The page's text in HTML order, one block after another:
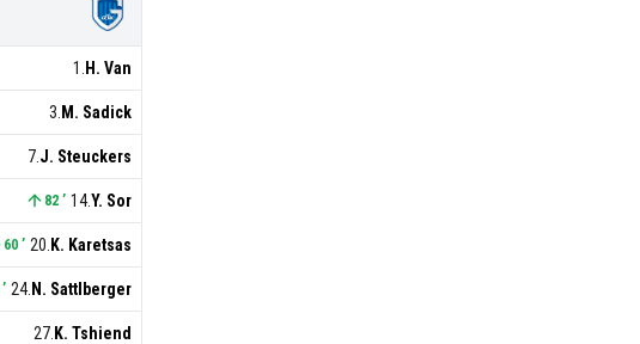
1 H. Van
3 M. Sadick
7 J. Steuckers
82 ’ 14.Y. Sor
60 ’ 20 K. Karetsas
’ 24. N. Sattlberger
27 K. Tshiend